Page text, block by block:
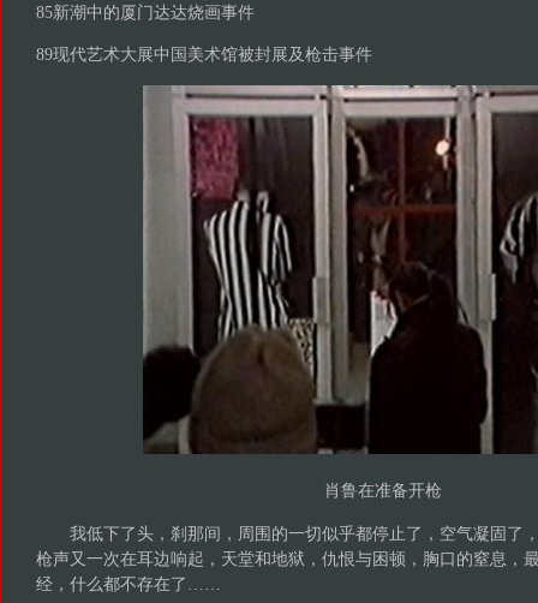
85新潮中的厦门达达烧画事件
89现代艺术大展中国美术馆被封展及枪击事件
肖鲁在准备开枪
我低下了头，刹那间，周围的一切似乎都停止了，空气凝固了
枪声又一次在耳边响起，天堂和地狱，仇恨与困顿，胸口的窒息，
经，什么都不存在了……